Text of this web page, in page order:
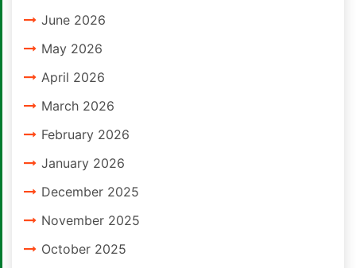
June 2026
May 2026
April 2026
March 2026
February 2026
January 2026
December 2025
November 2025
October 2025